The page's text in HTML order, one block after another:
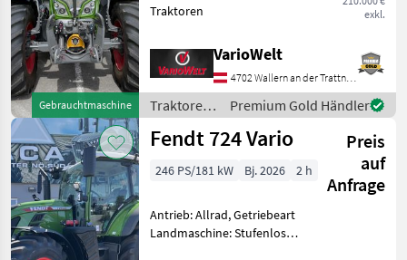
Gebrauchtmaschine
exkl.
Traktoren
VarioWelt
4702 Wallern an der Trattnach
Traktoren
/ Fendt
Premium Gold Händler
Fendt 724 Vario
Preis
auf
Anfrage
246 PS/181 kW Bj. 2026 2 h
Antrieb: Allrad, Getriebeart
Landmaschine: Stufenloses